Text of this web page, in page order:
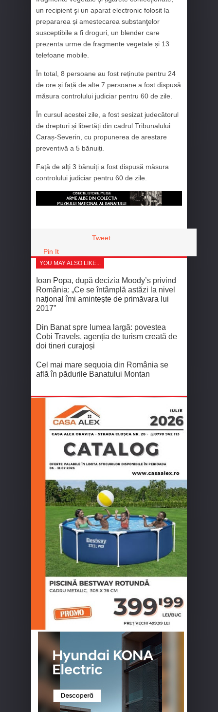
un recipient şi un aparat electronic folosit la
prepararea și amestecarea substanţelor
susceptibile a fi droguri, un blender care
prezenta urme de fragmente vegetale și 13
telefoane mobile.
În total, 8 persoane au fost reținute pentru 24
de ore și față de alte 7 persoane a fost dispusă
măsura controlului judiciar pentru 60 de zile.
În cursul acestei zile, a fost sesizat judecătorul
de drepturi și libertăți din cadrul Tribunalului
Caraș-Severin, cu propunerea de arestare
preventivă a 5 bănuiți.
Față de alți 3 bănuiți a fost dispusă măsura
controlului judiciar pentru 60 de zile.
Tweet
Pin It
YOU MAY ALSO LIKE...
Ioan Popa, după decizia Moody’s privind
România: „Ce se întâmplă astăzi la nivel
național îmi amintește de primăvara lui
2017”
Din Banat spre lumea largă: povestea
Cobi Travels, agenția de turism creată de
doi tineri curajoși
Cel mai mare sequoia din România se
află în pădurile Banatului Montan